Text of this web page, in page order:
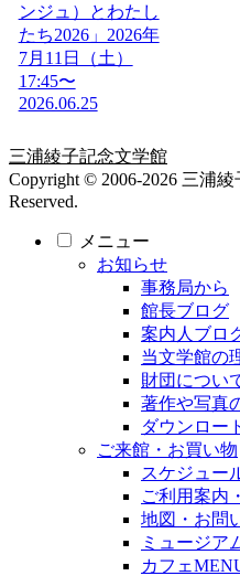
ンジュ）とわたし
たち2026」2026年
7月11日（土）
17:45〜
2026.06.25
三浦綾子記念文学館
Copyright © 2006-2026 三浦
Reserved.
メニュー
お知らせ
事務局から
館長ブログ
案内人ブロ
当文学館の
財団につい
著作や写真
ダウンロー
ご来館・お買い物
スケジュー
ご利用案内
地図・お問
ミュージア
カフェ